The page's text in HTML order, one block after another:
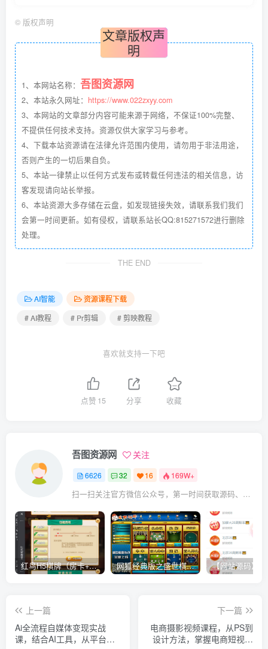
© 版权声明
文章版权声
明
1、本网站名称： 吾图资源网
2、本站永久网址： https://www.022zxyy.com
3、本网站的文章部分内容可能来源于网络，不保证100%完整、
不提供任何技术支持。资源仅供大家学习与参考。
4、下载本站资源请在法律允许范围内使用，请勿用于非法用途，
否则产生的一切后果自负。
5、本站一律禁止以任何方式发布或转载任何违法的相关信息，访
客发现请向站长举报。
6、本站资源大多存储在云盘，如发现链接失效，请联系我们我们
会第一时间更新。如有侵权，请联系站长QQ:815271572进行删除
处理。
THE END
AI智能
资源课程下载
# AI教程
# Pr剪辑 # 剪映教程
喜欢就支持一下吧
点赞 15 分享 收藏
吾图资源网 关注
6626 32 16 169W+
扫一扫关注官方微信公众号，第一时间获取源码、网赚项目资源教程，自媒体等知识干货，让互联网创业赚钱更简单。
红鸟H5棋牌（房卡+金币）全套双模式游戏源码 网狐经典版之盛世棋牌完整游戏源码（包含文档、架设教程、网站、源代码等）
上一篇
Ai全流程自媒体变现实战
课，结合AI工具，从平台选
下一篇
电商摄影视频课程，从PS到
设计方法，掌握电商短视频